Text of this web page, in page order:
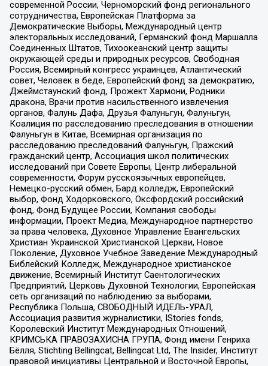
современной России, Черноморский фонд регионального
сотрудничества, Европейская Платформа за
Демократические Выборы, Международный центр
электоральных исследований, Германский фонд Маршалла
Соединенных Штатов, Тихоокеанский центр защиты
окружающей среды и природных ресурсов, Свободная
Россия, Всемирный конгресс украинцев, Атлантический
совет, Человек в беде, Европейский фонд за демократию,
Джеймстаунский фонд, Прожект Хармони, Родники
дракона, Врачи против насильственного извлечения
органов, Фалунь Дафа, Друзья Фалуньгун, Фалуньгун,
Коалиция по расследованию преследования в отношении
Фалуньгун в Китае, Всемирная организация по
расследованию преследований Фалуньгун, Пражский
гражданский центр, Ассоциация школ политических
исследований при Совете Европы, Центр либеральной
современности, Форум русскоязычных европейцев,
Немецко-русский обмен, Бард колледж, Европейский
выбор, Фонд Ходорковского, Оксфордский российский
фонд, Фонд Будущее России, Компания свободы
информации, Проект Медиа, Международное партнерство
за права человека, Духовное Управление Евангельских
Христиан Украинской Христианской Церкви, Новое
Поколение, Духовное Учебное Заведение Международный
Библейский Колледж, Международное христианское
движение, Всемирный Институт Саентологических
Предприятий, Церковь Духовной Технологии, Европейская
сеть организаций по наблюдению за выборами,
Республика Польша, СВОБОДНЫЙ ИДЕЛЬ-УРАЛ,
Ассоциация развития журналистики, IStories fonds,
Королевский Институт Международных Отношений,
КРИМСЬКА ПРАВОЗАХИСНА ГРУПА, Фонд имени Генриха
Бёлля, Stichting Bellingcat, Bellingcat Ltd, The Insider, Институт
правовой инициативы Центральной и Восточной Европы,